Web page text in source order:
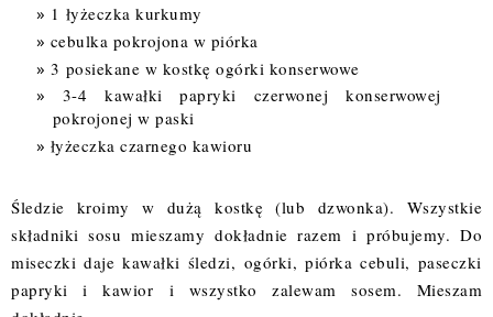
1 łyżeczka kurkumy
cebulka pokrojona w piórka
3 posiekane w kostkę ogórki konserwowe
3-4 kawałki papryki czerwonej konserwowej
pokrojonej w paski
łyżeczka czarnego kawioru
Śledzie kroimy w dużą kostkę (lub dzwonka). Wszystkie
składniki sosu mieszamy dokładnie razem i próbujemy. Do
miseczki daje kawałki śledzi, ogórki, piórka cebuli, paseczki
papryki i kawior i wszystko zalewam sosem. Mieszam